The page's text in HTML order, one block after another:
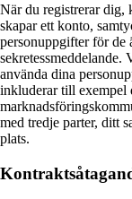
När du registrerar dig,
skapar ett konto,
personuppgifter för de
använda dina
inkluderar till exempel
med tredje parter, ditt
plats.